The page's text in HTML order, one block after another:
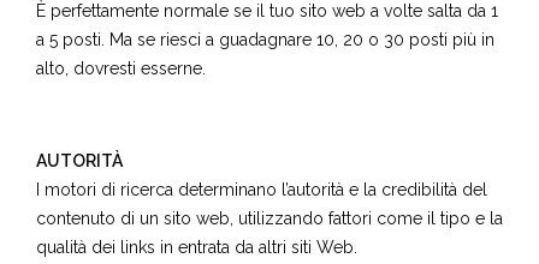
È perfettamente normale se il tuo sito web a volte salta da 1
a 5 posti. Ma se riesci a guadagnare 10, 20 o 30 posti più in
alto, dovresti esserne.
AUTORITÀ
I motori di ricerca determinano l’autorità e la credibilità del
contenuto di un sito web, utilizzando fattori come il tipo e la
qualità dei links in entrata da altri siti Web.